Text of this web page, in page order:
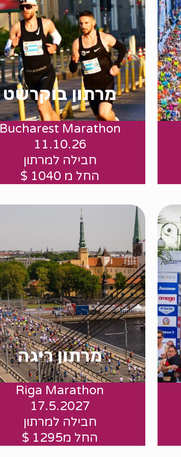
מרתון בוקרשט
החל מ 1040 $
Bucharest Marathon
11.10.26
חבילה למרתון
החל מ 1040 $
מרתון ריגה
החל מ 1295 $
Riga Marathon
17.5.2027
חבילה למרתון
החל מ1295 $